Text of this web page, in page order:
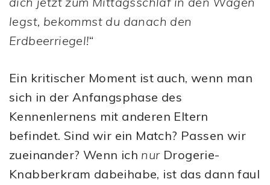
legst, bekommst du danach den
Erdbeerriegel!“
Ein kritischer Moment ist auch, wenn man
sich in der Anfangsphase des
Kennenlernens mit anderen Eltern
befindet. Sind wir ein Match? Passen wir
zueinander? Wenn ich nurDrogerie-
Knabberkram dabeihabe, ist das dann faul